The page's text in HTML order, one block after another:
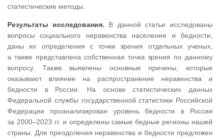
статистические методы.
Результаты исследования. В данной статье исследованы
вопросы социального неравенства населения и бедности,
даны их определения с точки зрения отдельных ученых,
а также представлена собственная точка зрения по данному
вопросу. Также выявлены основные причины, которые
оказывают влияние на распространение неравенства и
бедности в России. На основе статистических данных
Федеральной службы государственной статистики Российской
Федерации проанализирован уровень бедности в России
за 2000–2023 гг. и определены самые бедные регионы нашей
страны. Для преодоления неравенства и бедности предложен